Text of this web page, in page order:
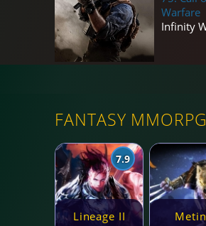
Warfare
Infinity
FANTASY MMORPG
7.9
Lineage II